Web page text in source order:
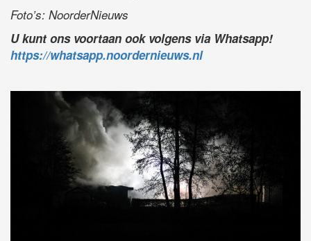
Foto’s: NoorderNieuws
U kunt ons voortaan ook volgens via Whatsapp!
https://whatsapp.noordernieuws.nl